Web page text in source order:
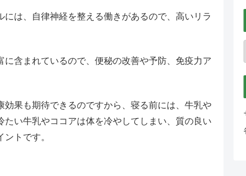
は、自律神経を整える働きがあるので、高いリラ
含まれているので、便秘の改善や予防、免疫力ア
果も期待できるのですから、寝る前には、牛乳や
い牛乳やココアは体を冷やしてしまい、質の良い
トです。